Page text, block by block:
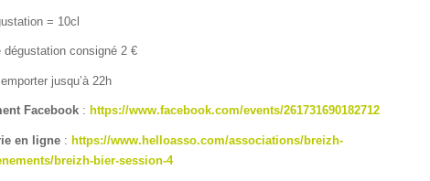
= 10cl
dégustation consigné 2 €
jusqu’à 22h
Facebook : https://www.facebook.com/events/261731690182712
en ligne : https://www.helloasso.com/associations/breizh-
breizh-bier-session-4